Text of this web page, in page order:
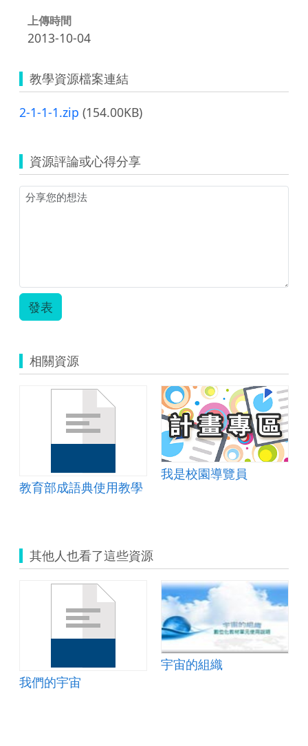
上傳時間
2013-10-04
教學資源檔案連結
2-1-1-1.zip (154.00KB)
資源評論或心得分享
發表
相關資源
教育部成語典使用教學
我是校園導覽員
其他人也看了這些資源
我們的宇宙
宇宙的組織